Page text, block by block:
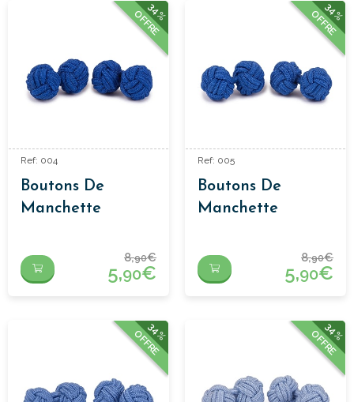
34%
OFFRE
Ref: 004
Boutons De
Manchette
Blue Foncé
8,90€
5,90€
34%
OFFRE
Ref: 005
Boutons De
Manchette
Bluette
8,90€
5,90€
34%
OFFRE 34%
OFFRE